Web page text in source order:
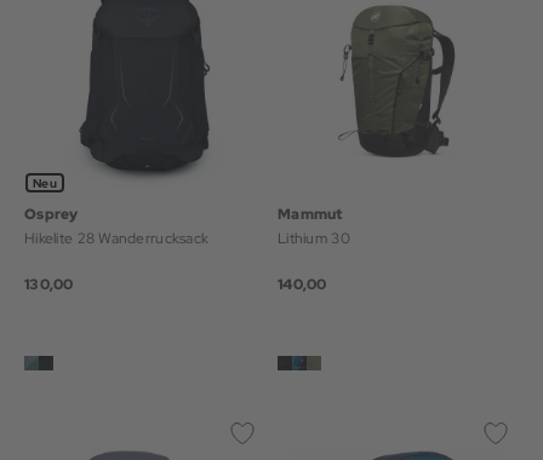
Neu
Osprey
Hikelite 28 Wanderrucksack
130,00
Mammut
Lithium 30
140,00